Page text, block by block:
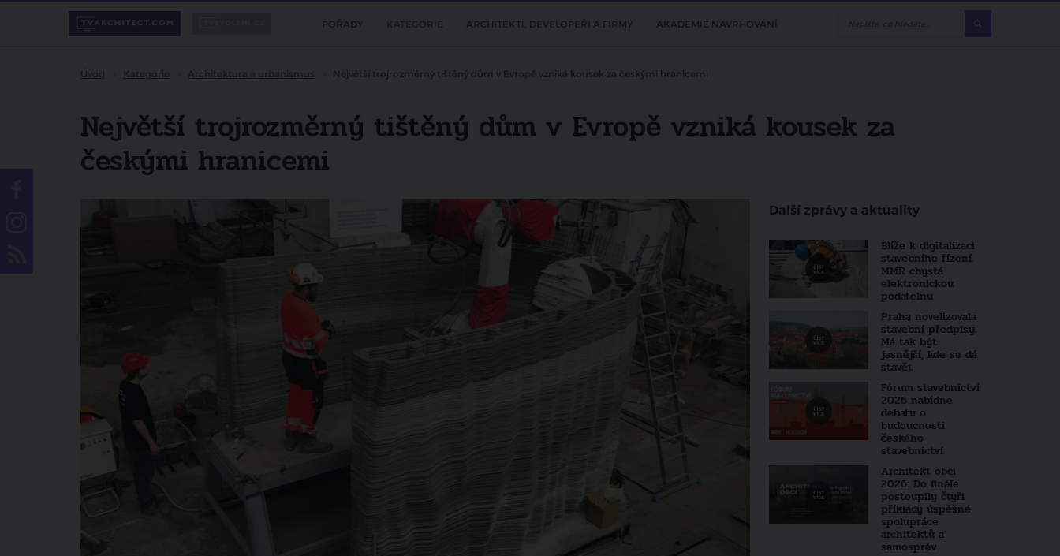
POŘADY ARCHITEKTI, DEVELOPEŘI A FIRMY AKADEMIE NAVRHOVÁNÍ
Největší trojrozměrný tištěný dům v Evropě vzniká kousek za českými hranicemi
Největší trojrozměrný tištěný dům v Evropě vzniká kousek za
českými hranicemi
Další zprávy a aktuality
Blíže k digitalizaci
stavebního řízení.
MMR chystá
elektronickou
podatelnu
Praha novelizovala
stavební předpisy.
Má tak být
jasnější, kde se dá
stavět
Fórum stavebnictví
2026 nabídne
debatu o
budoucnosti
českého
stavebnictví
Architekt obci
2026: Do finále
postoupily čtyři
příklady úspěšné
spolupráce
architektů a
samospráv